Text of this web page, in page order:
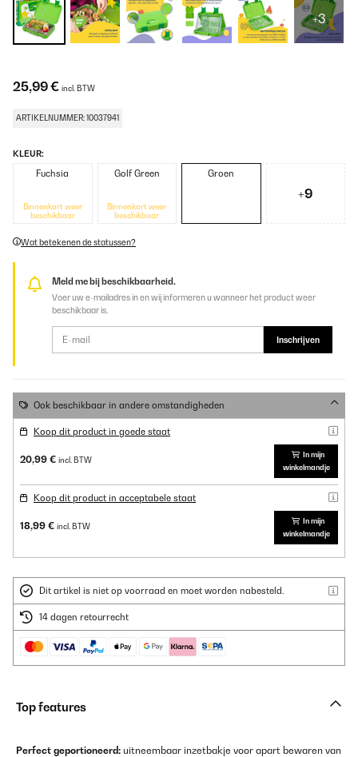
+3
25,99 € incl. BTW
ARTIKELNUMMER: 10037941
KLEUR:
Fuchsia
Binnenkort weer
beschikbaar
Golf Green
Binnenkort weer
beschikbaar
Groen
+9
Wat betekenen de statussen?
Meld me bij beschikbaarheid.
Voer uw e-mailadres in en wij informeren u wanneer het product weer
beschikbaar is.
Inschrijven
Ook beschikbaar in andere omstandigheden
Koop dit product in goede staat
20,99 € incl. BTW
In mijn
winkelmandje
Koop dit product in acceptabele staat
18,99 € incl. BTW
In mijn
winkelmandje
Dit artikel is niet op voorraad en moet worden nabesteld.
14 dagen retourrecht
Top features
Perfect geportioneerd: uitneembaar inzetbakje voor apart bewaren van